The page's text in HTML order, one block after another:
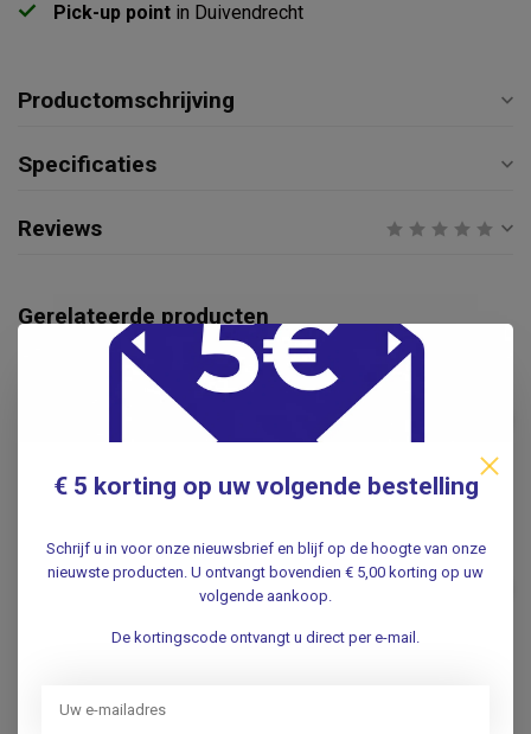
Pick-up point in Duivendrecht
Productomschrijving
Specificaties
Reviews
Gerelateerde producten
CHIRANA
Chirana 1 ml spuit zonder
naald – Steriele 1ml
injectiespuiten 3-delig LDS –
Hoge precisie – 100 stuks
BD
BD Emerald 3-delige
injectiespuit - 5ml - 100
€10,95
CHIRANA
€ 5 korting op uw volgende bestelling
Schrijf u in voor onze nieuwsbrief en blijf op de hoogte van onze
nieuwste producten. U ontvangt bovendien € 5,00 korting op uw
volgende aankoop.
De kortingscode ontvangt u direct per e-mail.